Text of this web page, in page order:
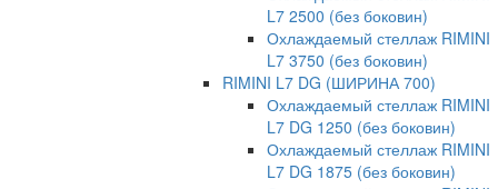
L7 2500 (без боковин)
Охлаждаемый стеллаж RIMINI
L7 3750 (без боковин)
RIMINI L7 DG (ШИРИНА 700)
Охлаждаемый стеллаж RIMINI
L7 DG 1250 (без боковин)
Охлаждаемый стеллаж RIMINI
L7 DG 1875 (без боковин)